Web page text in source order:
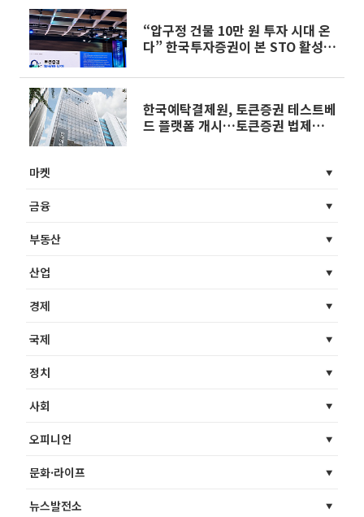
“압구정 건물 10만 원 투자 시대 온
다” 한국투자증권이 본 STO 활성화
한국예탁결제원, 토큰증권 테스트베
드 플랫폼 개시…토큰증권 법제화
마켓
금융
부동산
산업
경제
국제
정치
사회
오피니언
문화·라이프
뉴스발전소